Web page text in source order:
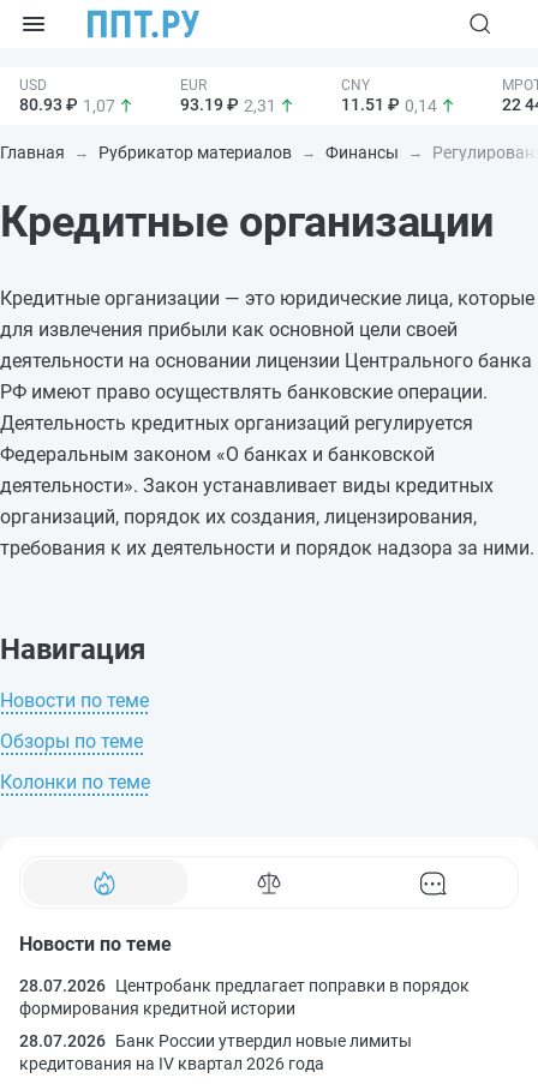
80.93 ₽ 1,07 93.19 ₽ 2,31 11.51 ₽ 0,14 22
Главная Рубрикатор материалов Финансы
Кредитные организации
Кредитные организации — это юридические лица, которые
для извлечения прибыли как основной цели своей
деятельности на основании лицензии Центрального банка
РФ имеют право осуществлять банковские операции.
Деятельность кредитных организаций регулируется
Федеральным законом «О банках и банковской
деятельности». Закон устанавливает виды кредитных
организаций, порядок их создания, лицензирования,
требования к их деятельности и порядок надзора за ними.
Новости по теме
28.07.2026 Центробанк предлагает поправки в порядок
формирования кредитной истории
28.07.2026 Банк России утвердил новые лимиты
кредитования на IV квартал 2026 года
Навигация
Новости по теме
Обзоры по теме
Колонки по теме